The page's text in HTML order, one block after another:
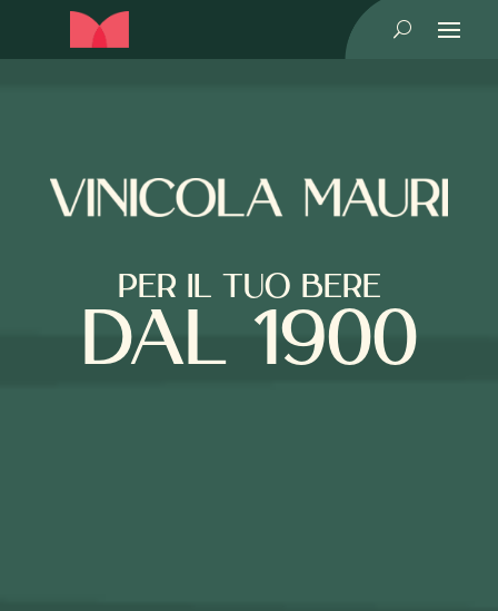
U
PER IL TUO BERE
DAL 1900